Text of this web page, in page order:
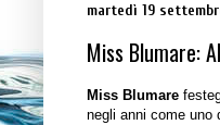
martedì 19
Miss Blumare:
Miss Blumare
negli anni come uno